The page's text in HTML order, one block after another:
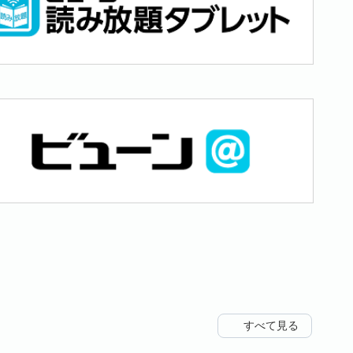
すべて見る